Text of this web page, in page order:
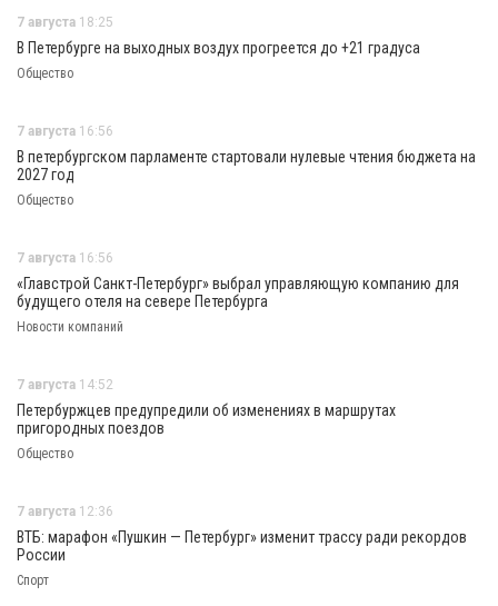
7 августа 18:25
В Петербурге на выходных воздух прогреется до +21 градуса
Общество
7 августа 16:56
В петербургском парламенте стартовали нулевые чтения бюджета на
2027 год
Общество
7 августа 16:56
«Главстрой Санкт-Петербург» выбрал управляющую компанию для
будущего отеля на севере Петербурга
Новости компаний
7 августа 14:52
Петербуржцев предупредили об изменениях в маршрутах
пригородных поездов
Общество
7 августа 12:36
ВТБ: марафон «Пушкин — Петербург» изменит трассу ради рекордов
России
Спорт